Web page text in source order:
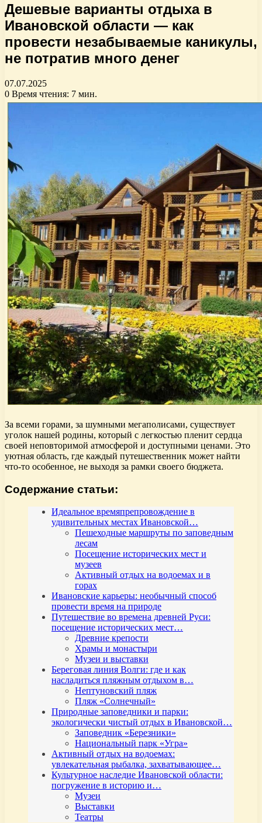
Дешевые варианты отдыха в
Ивановской области — как
провести незабываемые каникулы,
не потратив много денег
07.07.2025
0 Время чтения: 7 мин.
За всеми горами, за шумными мегаполисами, существует
уголок нашей родины, который с легкостью пленит сердца
своей неповторимой атмосферой и доступными ценами. Это
уютная область, где каждый путешественник может найти
что-то особенное, не выходя за рамки своего бюджета.
Содержание статьи:
Идеальное времяпрепровождение в
удивительных местах Ивановской…
Пешеходные маршруты по заповедным
лесам
Посещение исторических мест и
музеев
Активный отдых на водоемах и в
горах
Ивановские карьеры: необычный способ
провести время на природе
Путешествие во времена древней Руси:
посещение исторических мест…
Древние крепости
Храмы и монастыри
Музеи и выставки
Береговая линия Волги: где и как
насладиться пляжным отдыхом в…
Нептуновский пляж
Пляж «Солнечный»
Природные заповедники и парки:
экологически чистый отдых в Ивановской…
Заповедник «Березники»
Национальный парк «Угра»
Активный отдых на водоемах:
увлекательная рыбалка, захватывающее…
Культурное наследие Ивановской области:
погружение в историю и…
Музеи
Выставки
Театры